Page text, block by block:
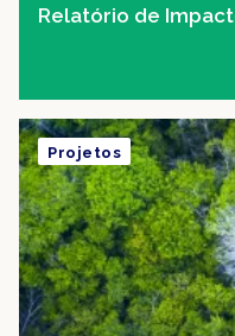
Relatório de
Projetos